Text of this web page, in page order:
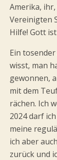
Amerika,
Vereinigten
Hilfe! Gott
Ein
wisst, man
gewonnen,
mit dem
rächen. Ich
2024 darf
meine
ich aber
zurück und